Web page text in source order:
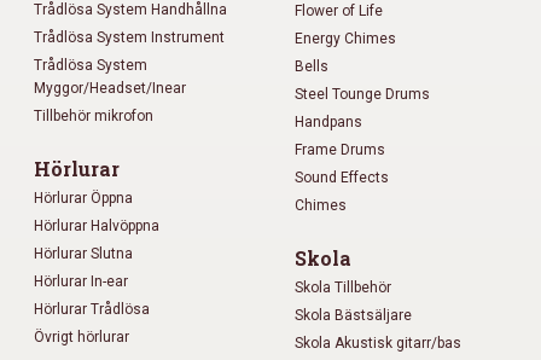
Trådlösa System Handhållna
Trådlösa System Instrument
Trådlösa System
Myggor/Headset/Inear
Tillbehör mikrofon
Hörlurar
Hörlurar Öppna
Hörlurar Halvöppna
Hörlurar Slutna
Hörlurar In-ear
Hörlurar Trådlösa
Övrigt hörlurar
Flower of Life
Energy Chimes
Bells
Steel Tounge Drums
Handpans
Frame Drums
Sound Effects
Chimes
Skola
Skola Tillbehör
Skola Bästsäljare
Skola Akustisk gitarr/bas